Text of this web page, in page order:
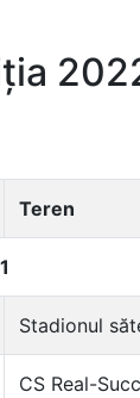
Teren
Stadionul
CS Real-